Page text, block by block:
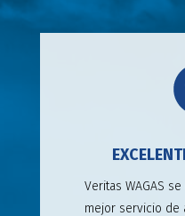
Veritas WAGAS
mejor servicio de